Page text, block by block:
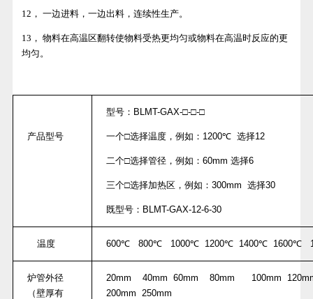
12， 一边进料，一边出料，连续性生产。
13， 物料在高温区翻转使物料受热更均匀或物料在高温时反应的更
均匀。
产品型号
型号： BLMT-GAX-□-□-□
一个□选择温度，例如： 1200℃ 选择12
二个□选择管径，例如： 60mm 选择6
三个□选择加热区，例如： 300mm 选择30
既型号： BLMT-GAX-12-6-30
温度 600℃800℃1000℃1200℃1400℃1600℃
炉管外径
（壁厚有
20mm 40mm 60mm 80mm 100mm
200mm 250mm